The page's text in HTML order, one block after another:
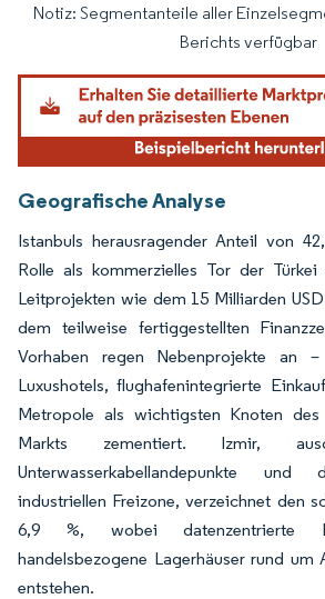
Bild © Mordor Intelligence. Wiederverwendung
Notiz: Segmentanteile aller
Berichts verfügbar
Geografische Analyse
Istanbuls herausragender Anteil von
Rolle als kommerzielles Tor der
Leitprojekten wie dem 15 Milliarden
dem teilweise fertiggestellten
Vorhaben regen Nebenprojekte an –
Luxushotels, flughafenintegrierte
Metropole als wichtigsten Knoten des
Markts zementiert. Izmir,
Unterwasserkabellandepunkte
industriellen Freizone, verzeichnet den
6,9 %, wobei datenzentrierte
handelsbezogene Lagerhäuser rund um
entstehen.